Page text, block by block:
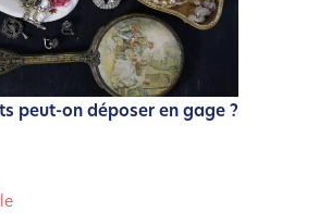
peut-on déposer en gage ?